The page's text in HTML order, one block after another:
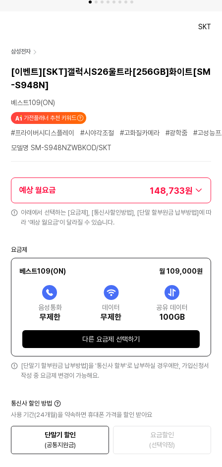
SKT
삼성전자
[이벤트][SKT]갤럭시S26울트라[256GB]화이트[SM
-S948N]
베스트109(ON)
가전플래너 추천 키워드
#프라이버시디스플레이 #시야각조절 #고화질카메라 #광학줌
#고성능
모델명 SM-S948NZWBKOD/SKT
예상 월요금 148,733원
아래에서 선택하는 [요금제], [통신사할인방법], [단말 할부원금 납부방법]에 따
라 ‘예상 월요금'이 달라질 수 있습니다.
요금제
베스트109(ON) 월 109,000원
음성통화
무제한
데이터
무제한
공유 데이터
100GB
다른 요금제 선택하기
[단말기 할부원금 납부방법]을 '통신사 할부'로 납부하실 경우에만, 가입신청서
작성 중 요금제 변경이 가능해요.
통신사 할인 방법
사용 기간(24개월)을 약속하면 휴대폰 가격을 할인 받아요
단말기 할인
(공통지원금)
요금할인
(선택약정)